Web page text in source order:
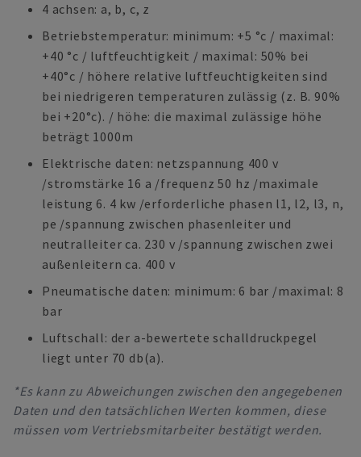
4 achsen: a, b, c, z
Betriebstemperatur: minimum: +5 °c / maximal:
+40 °c / luftfeuchtigkeit / maximal: 50% bei
+40°c / höhere relative luftfeuchtigkeiten sind
bei niedrigeren temperaturen zulässig (z. B. 90%
bei +20°c). / höhe: die maximal zulässige höhe
beträgt 1000m
Elektrische daten: netzspannung 400 v
/stromstärke 16 a /frequenz 50 hz /maximale
leistung 6. 4 kw /erforderliche phasen l1, l2, l3, n,
pe /spannung zwischen phasenleiter und
neutralleiter ca. 230 v /spannung zwischen zwei
außenleitern ca. 400 v
Pneumatische daten: minimum: 6 bar /maximal: 8
bar
Luftschall: der a-bewertete schalldruckpegel
liegt unter 70 db(a).
*Es kann zu Abweichungen zwischen den angegebenen
Daten und den tatsächlichen Werten kommen, diese
müssen vom Vertriebsmitarbeiter bestätigt werden.